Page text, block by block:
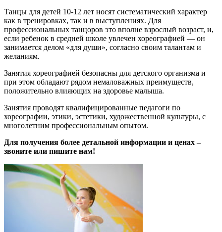
Танцы для детей 10-12 лет носят систематический характер
как в тренировках, так и в выступлениях. Для
профессиональных танцоров это вполне взрослый возраст, и,
если ребенок в средней школе увлечен хореографией — он
занимается делом «для души», согласно своим талантам и
желаниям.
Занятия хореографией безопасны для детского организма и
при этом обладают рядом немаловажных преимуществ,
положительно влияющих на здоровье малыша.
Занятия проводят квалифицированные педагоги по
хореографии, этики, эстетики, художественной культуры, с
многолетним профессиональным опытом.
Для получения более детальной информации и ценах –
звоните или пишите нам!